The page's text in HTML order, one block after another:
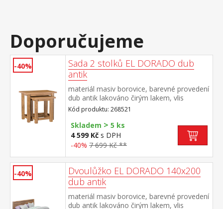
Doporučujeme
-40%
Sada 2 stolků EL DORADO dub
antik
materiál masiv borovice, barevné provedení
dub antik lakováno čirým lakem, vlis
dřevěné struktury rozměr menšího stolku
(š/h/v) 46 × 36 × 50 cm součást sestavy EL
DORADO
Kód produktu: 268521
Skladem > 5 ks
4 599 Kč s DPH
-40% 7 699 Kč **
-40%
Dvoulůžko EL DORADO 140x200
dub antik
materiál masiv borovice, barevné provedení
dub antik lakováno čirým lakem, vlis